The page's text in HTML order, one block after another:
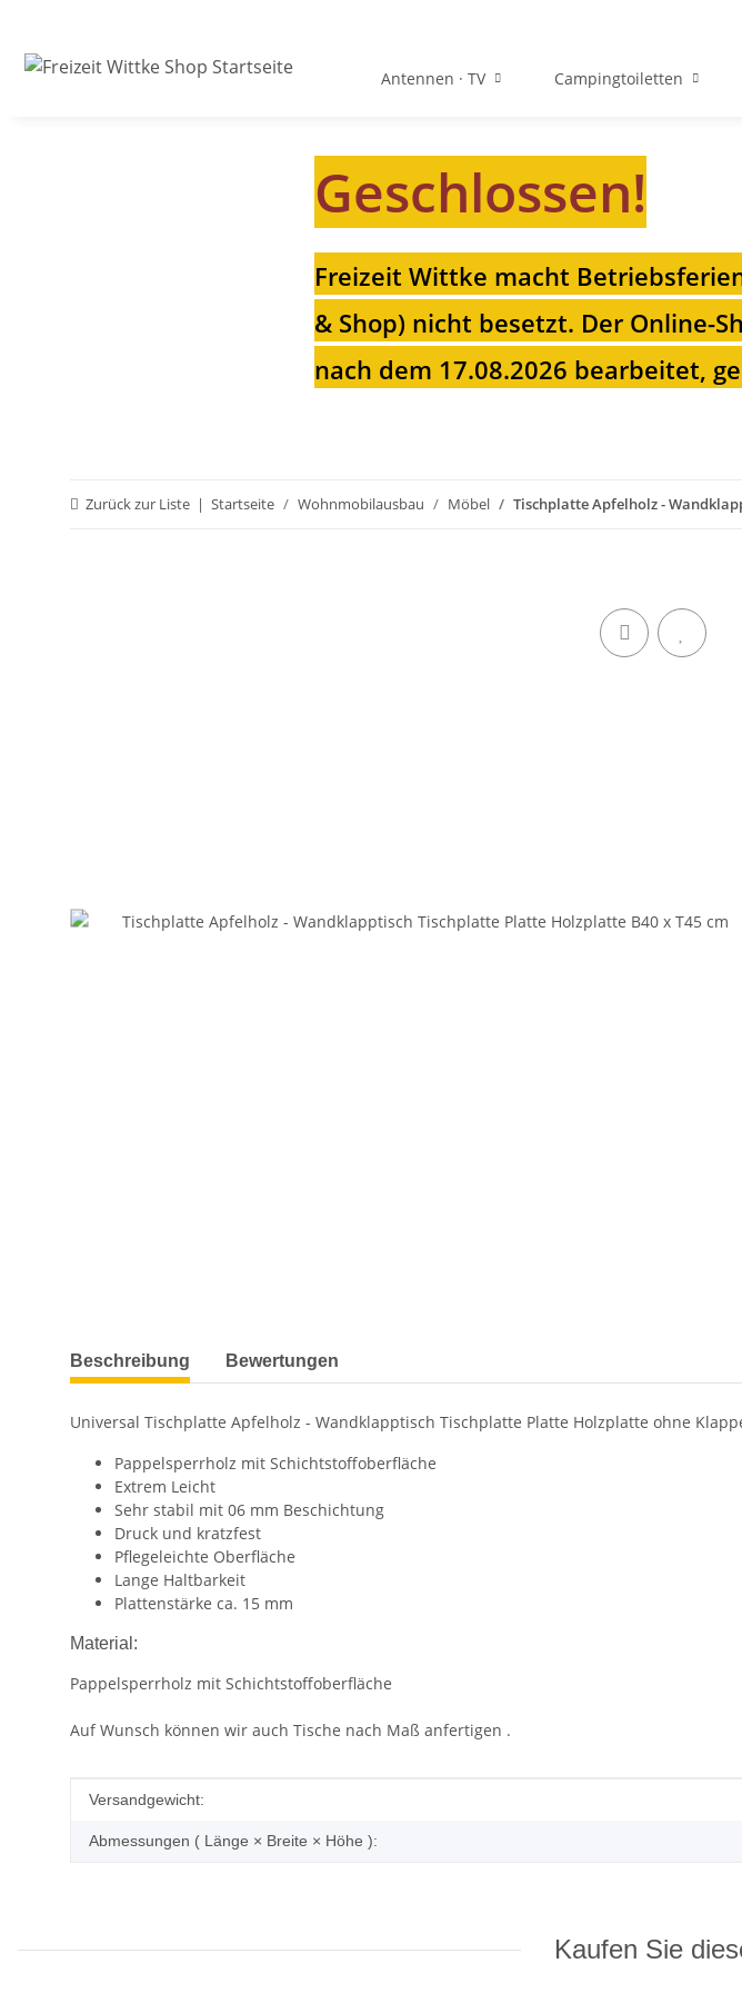
Antennen · TV Campingtoiletten
Geschlossen!
Freizeit Wittke macht
& Shop) nicht besetzt. Der Online-
nach dem 17.08.2026 bearbeitet,
Zurück zur Liste Startseite Wohnmobilausbau Möbel Tischplatte Apfelholz -
weitere Registerkarten anzeigen
Beschreibung Bewertungen
Universal Tischplatte Apfelholz - Wandklapptisch Tischplatte Platte Holzplatte ohne
Pappelsperrholz mit Schichtstoffoberfläche
Extrem Leicht
Sehr stabil mit 06 mm Beschichtung
Druck und kratzfest
Pflegeleichte Oberfläche
Lange Haltbarkeit
Plattenstärke ca. 15 mm
Material:
Pappelsperrholz mit Schichtstoffoberfläche
Auf Wunsch können wir auch Tische nach Maß anfertigen .
Produkteigenschaft
Wert
Versandgewicht:
Abmessungen ( Länge × Breite × Höhe ):
Kaufen Sie